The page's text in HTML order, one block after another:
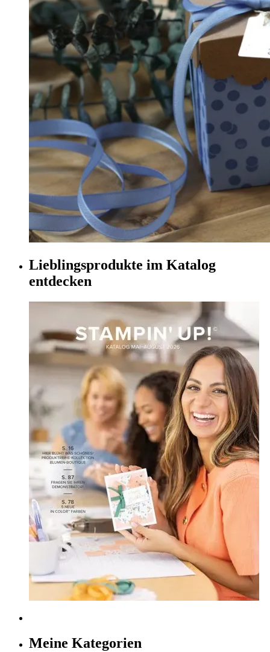
Lieblingsprodukte im Katalog
entdecken
Meine Kategorien